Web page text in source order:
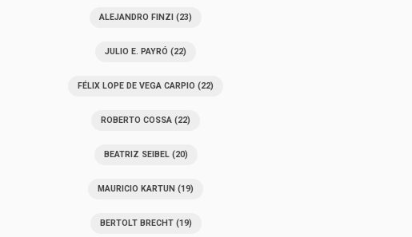
ALEJANDRO FINZI (23)
JULIO E. PAYRÓ (22)
FÉLIX LOPE DE VEGA CARPIO (22)
ROBERTO COSSA (22)
BEATRIZ SEIBEL(20)
MAURICIO KARTUN (19)
BERTOLT BRECHT(19)